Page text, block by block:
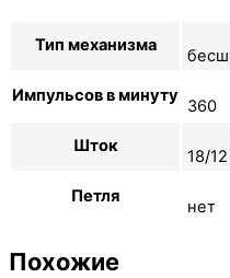
Тип механизма
Импульсов в минуту
360
Шток
18/
Петля
нет
Похожие